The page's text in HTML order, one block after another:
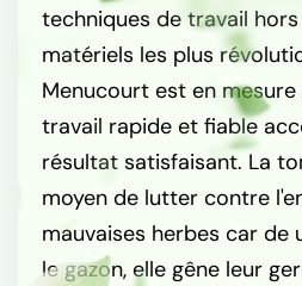
techniques de travail
matériels les plus
Menucourt est en
travail rapide et fiable
résultat satisfaisant. La
moyen de lutter contre
mauvaises herbes car de
le gazon, elle gêne leur